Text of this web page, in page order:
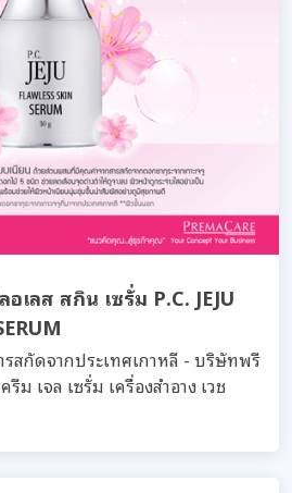
เลส สกิน เซรั่ม P.C. JEJU
รสกัดจากประเทศเกาหลี - บริษัทพรี
ม เจล เซรั่ม เครื่องสำอาง เวช